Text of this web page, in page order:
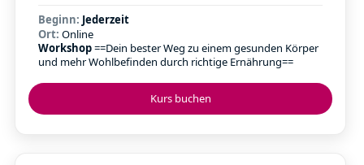
Kurs buchen
Beginn: Jederzeit
Ort: Online
Workshop==Dein bester Weg zu einem gesunden Körper
und mehr Wohlbefinden durch richtige Ernährung==